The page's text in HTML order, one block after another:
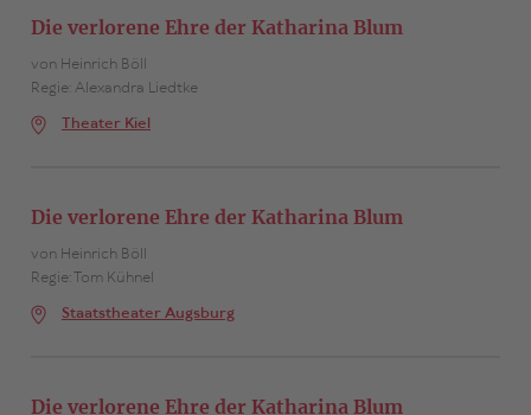
Die verlorene Ehre der Katharina Blum
von Heinrich Böll
Regie: Alexandra Liedtke
Theater Kiel
Die verlorene Ehre der Katharina Blum
von Heinrich Böll
Regie: Tom Kühnel
Staatstheater Augsburg
Die verlorene Ehre der Katharina Blum